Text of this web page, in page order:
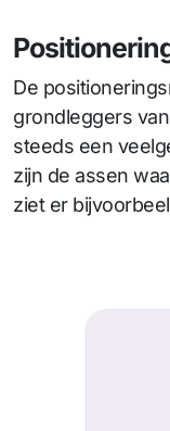
De
grondleggers
steeds een
zijn de assen
ziet er